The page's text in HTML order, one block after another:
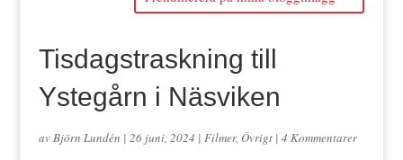
Tisdagstraskning till
Ystegårn i Näsviken
avBjörn Lundén | 26 juni, 2024 | Filmer, Övrigt| 4 Kommentarer